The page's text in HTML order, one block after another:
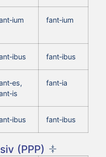
fant‑ium
fant‑ibus
fant‑ia
fant‑ibus
(PPP)